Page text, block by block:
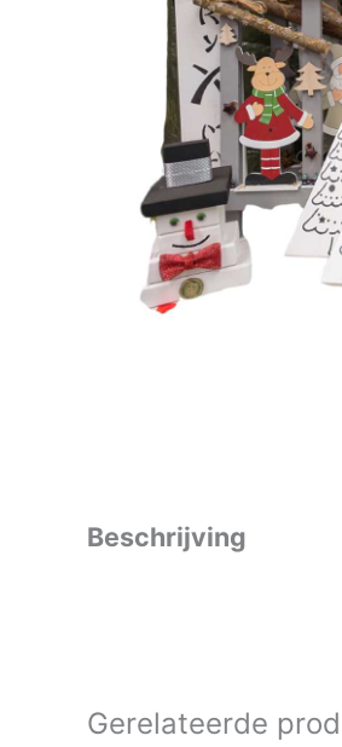
Beschrijving
Gerelateerde